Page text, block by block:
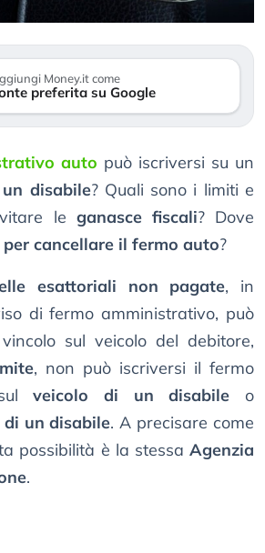
Money.it come
preferita su Google
auto può iscriversi su un
disabile? Quali sono i limiti e
le ganasce fiscali? Dove
cancellare il fermo auto?
esattoriali non pagate, in
di fermo amministrativo, può
sul veicolo del debitore,
, non può iscriversi il fermo
sulveicolo di un disabile o
di un disabile. A precisare come
possibilità è la stessa Agenzia
.